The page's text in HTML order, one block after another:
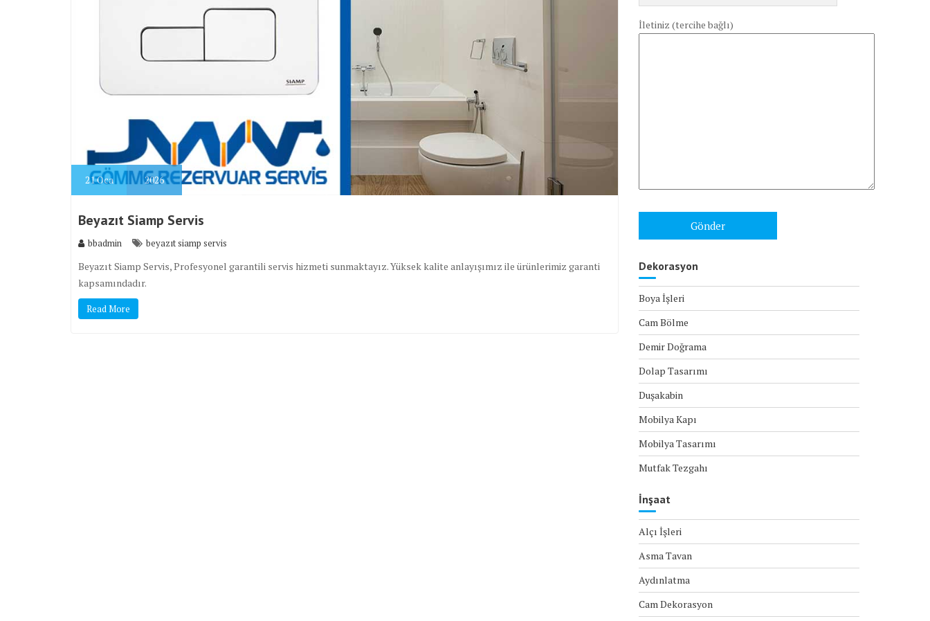
21Oca 2026
Beyazıt Siamp Servis
bbadmin beyazıt siamp servis
Beyazıt Siamp Servis, Profesyonel garantili servis hizmeti sunmaktayız. Yüksek kalite anlayışımız ile ürünlerimiz garanti
kapsamındadır.
Read More
İletiniz (tercihe bağlı)
Dekorasyon
Boya İşleri
Cam Bölme
Demir Doğrama
Dolap Tasarımı
Duşakabin
Mobilya Kapı
Mobilya Tasarımı
Mutfak Tezgahı
İnşaat
Alçı İşleri
Asma Tavan
Aydınlatma
Cam Dekorasyon